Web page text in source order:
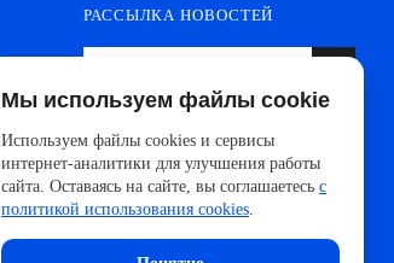
РАССЫЛКА НОВОСТЕЙ
новинок от ведущих производителей и
новостей АйДистрибьют
Мы используем файлы cookie
Используем файлы cookies и сервисы
интернет-аналитики для улучшения работы
сайта. Оставаясь на сайте, вы соглашаетесь с
политикой использования cookies.